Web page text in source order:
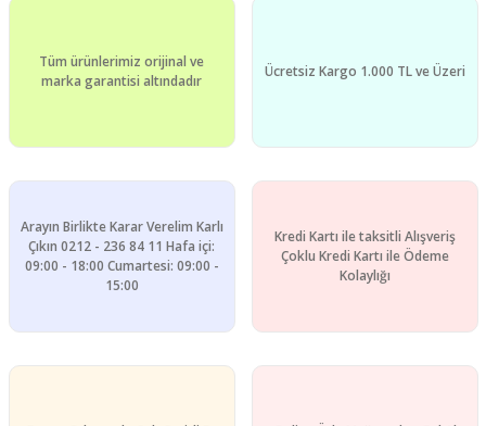
Tüm ürünlerimiz orijinal ve
marka garantisi altındadır
Ücretsiz Kargo 1.000 TL ve Üzeri
Arayın Birlikte Karar Verelim Karlı
Çıkın 0212 - 236 84 11 Hafa içi:
09:00 - 18:00 Cumartesi: 09:00 -
15:00
Kredi Kartı ile taksitli Alışveriş
Çoklu Kredi Kartı ile Ödeme
Kolaylığı